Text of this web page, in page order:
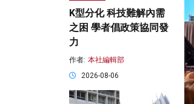
K型分化 科技難解內需
之困 學者倡政策協同發
力
作者: 本社編輯部
2026-08-06